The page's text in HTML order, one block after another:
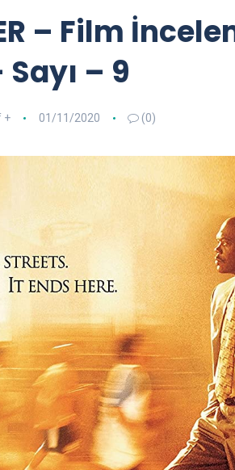
– Film
– 9
+ 01/11/2020 (0)